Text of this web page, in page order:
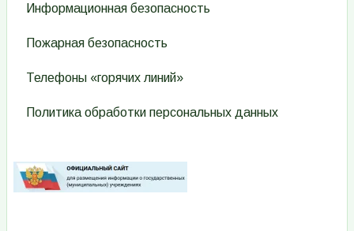
Информационная безопасность
Пожарная безопасность
Телефоны «горячих линий»
Политика обработки персональных данных
Изображение